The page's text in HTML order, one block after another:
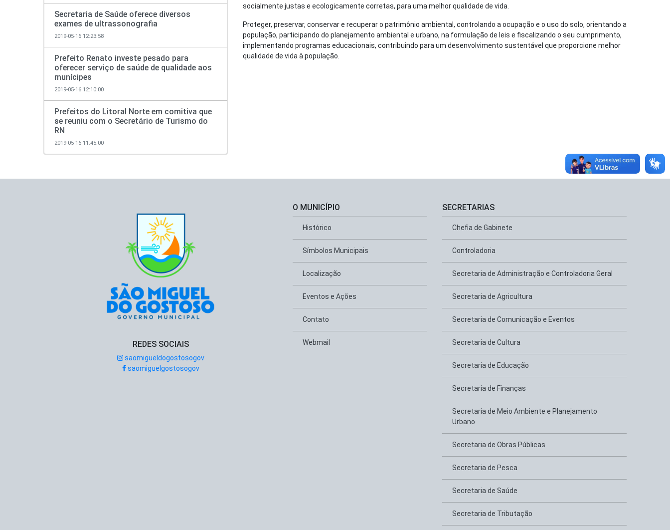
Secretaria de Saúde oferece diversos
exames de ultrassonografia
2019-05-16 12:23:58
Prefeito Renato investe pesado para
oferecer serviço de saúde de qualidade aos
munícipes
2019-05-16 12:10:00
Prefeitos do Litoral Norte em comitiva que
se reuniu com o Secretário de Turismo do
RN
2019-05-16 11:45:00
socialmente justas e ecologicamente corretas, para uma melhor qualidade de vida.
Proteger, preservar, conservar e recuperar o patrimônio ambiental, controlando a ocupação e o uso do solo, orientando a
população, participando do planejamento ambiental e urbano, na formulação de leis e fiscalizando o seu cumprimento,
implementando programas educacionais, contribuindo para um desenvolvimento sustentável que proporcione melhor
qualidade de vida à população.
REDES SOCIAIS
saomigueldogostosogov
saomiguelgostosogov
O MUNICÍPIO
Histórico
Símbolos Municipais
Localização
Eventos e Ações
Contato
Webmail
SECRETARIAS
Chefia de Gabinete
Controladoria
Secretaria de Administração e Controladoria Geral
Secretaria de Agricultura
Secretaria de Comunicação e Eventos
Secretaria de Cultura
Secretaria de Educação
Secretaria de Finanças
Secretaria de Meio Ambiente e Planejamento
Urbano
Secretaria de Obras Públicas
Secretaria de Pesca
Secretaria de Saúde
Secretaria de Tributação